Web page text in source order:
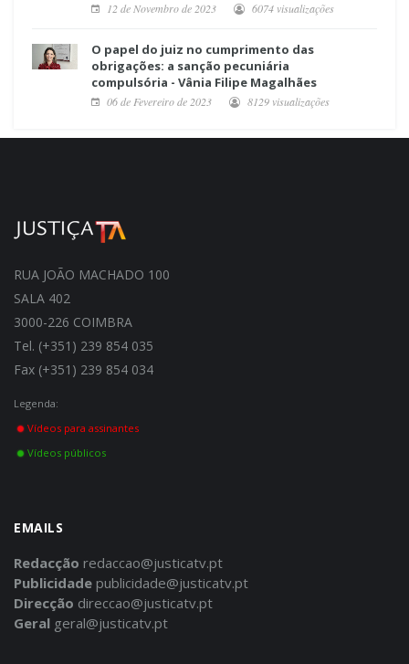
12 de Novembro de 2023 6074 visualizações
O papel do juiz no cumprimento das
obrigações: a sanção pecuniária
compulsória - Vânia Filipe Magalhães
06 de Fevereiro de 2023 8129 visualizações
RUA JOÃO MACHADO 100
SALA 402
3000-226 COIMBRA
Tel. (+351) 239 854 035
Fax (+351) 239 854 034
Legenda:
Vídeos para assinantes
Vídeos públicos
EMAILS
Redacção redaccao@justicatv.pt
Publicidade publicidade@justicatv.pt
Direcção direccao@justicatv.pt
Geral geral@justicatv.pt